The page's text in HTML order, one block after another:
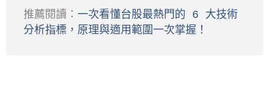
推薦閱讀： 一次看懂台股最熱門的 6 大技術
分析指標，原理與適用範圍一次掌握！